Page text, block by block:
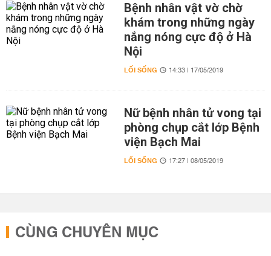
Bệnh nhân vật vờ chờ
khám trong những ngày
nắng nóng cực độ ở Hà
Nội
LỐI SỐNG 14:33 | 17/05/2019
Nữ bệnh nhân tử vong tại
phòng chụp cắt lớp Bệnh
viện Bạch Mai
LỐI SỐNG 17:27 | 08/05/2019
CÙNG CHUYÊN MỤC